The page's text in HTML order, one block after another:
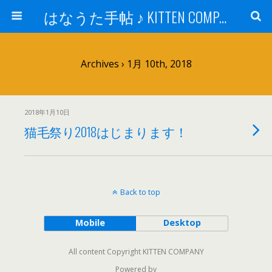
はなうた手帖 ♪ KITTEN COMPANY
Archives › 1月 10th, 2018
2018年1月10日
猫毛祭り2018はじまります！
Back to top
Mobile Desktop
All content Copyright KITTEN COMPANY
Powered by